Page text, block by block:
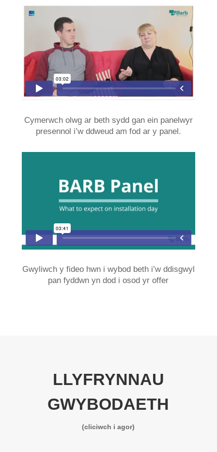
Cymerwch olwg ar beth sydd gan ein panelwyr
presennol i’w ddweud am fod ar y panel.
Gwyliwch y fideo hwn i wybod beth i’w ddisgwyl
pan fyddwn yn dod i osod yr offer
LLYFRYNNAU
GWYBODAETH
(cliciwch i agor)